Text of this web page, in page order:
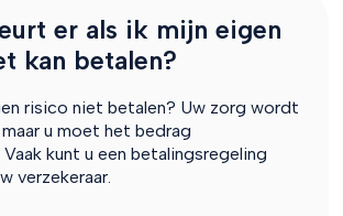
er als ik mijn eigen
kan betalen?
risico niet betalen? Uw zorg wordt
u moet het bedrag
kunt u een betalingsregeling
verzekeraar.